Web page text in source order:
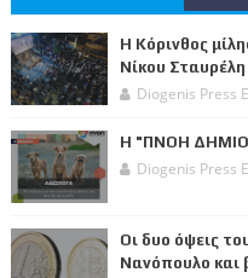
Η Κόρινθος
Νίκου
Diogenis Press
Η "ΠΝΟΗ
Diogenis Press
Οι δυο όψεις
Νανόπουλο και